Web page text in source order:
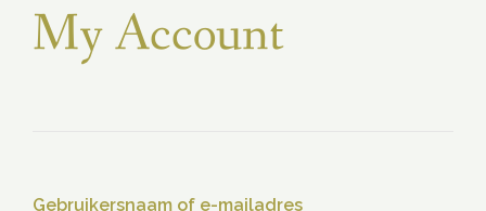
My Account
Gebruikersnaam of e-mailadres